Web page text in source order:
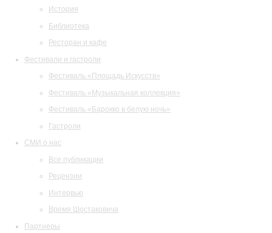
История
Библиотека
Ресторан и кафе
Фестивали и гастроли
Фестиваль «Площадь Искусств»
Фестиваль «Музыкальная коллекция»
Фестиваль «Барокко в белую ночь»
Гастроли
СМИ о нас
Все публикации
Рецензии
Интервью
Время Шостаковича
Партнеры